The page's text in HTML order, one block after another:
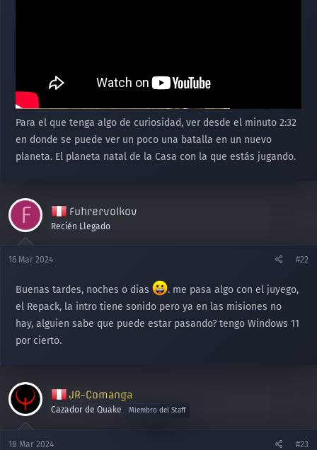
Para el que tenga algo de curiosidad, ver desde el minuto 2:32
en donde se puede ver un poco una batalla en un nuevo
planeta. El planeta natal de la Casa con la que estás jugando.
F Fuhrervolkov
Recién Llegado
16 Mar 2024 #22
Buenas tardes, noches o dias
. me pasa algo con el juyego,
el Repack, la intro tiene sonido pero ya en las misiones no
hay, alguien sabe que puede estar pasando? tengo Windows 11
por cierto.
JR-Comanga
Cazador de Quake Miembro del Staff
18 Mar 2024 #23